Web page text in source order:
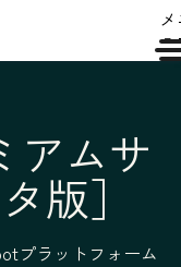
アムサ
版］
プラットフォーム